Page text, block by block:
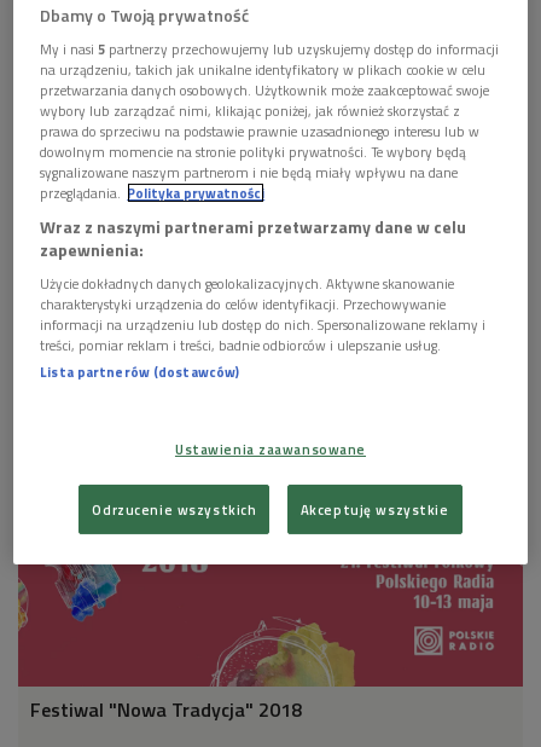
Duet Grochocki_Odorowicz ze Zgierza Foto: materiały prasowe
Festiwal "Nowa Tradycja" 2018
Dbamy o Twoją prywatność
My i nasi5 partnerzy przechowujemy lub uzyskujemy dostęp do informacji
na urządzeniu, takich jak unikalne identyfikatory w plikach cookie w celu
przetwarzania danych osobowych. Użytkownik może zaakceptować swoje
wybory lub zarządzać nimi, klikając poniżej, jak również skorzystać z
prawa do sprzeciwu na podstawie prawnie uzasadnionego interesu lub w
dowolnym momencie na stronie polityki prywatności. Te wybory będą
sygnalizowane naszym partnerom i nie będą miały wpływu na dane
przeglądania. Polityka prywatności
Wraz z naszymi partnerami przetwarzamy dane w celu
zapewnienia:
Użycie dokładnych danych geolokalizacyjnych. Aktywne skanowanie
charakterystyki urządzenia do celów identyfikacji. Przechowywanie
informacji na urządzeniu lub dostęp do nich. Spersonalizowane reklamy i
treści, pomiar reklam i treści, badnie odbiorców i ulepszanie usług.
Lista partnerów (dostawców)
Ustawienia zaawansowane
Odrzucenie wszystkich Akceptuję wszystkie